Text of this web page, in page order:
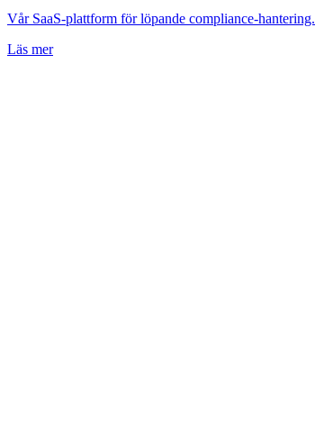
Vår SaaS-plattform för löpande compliance-hantering.
Läs mer